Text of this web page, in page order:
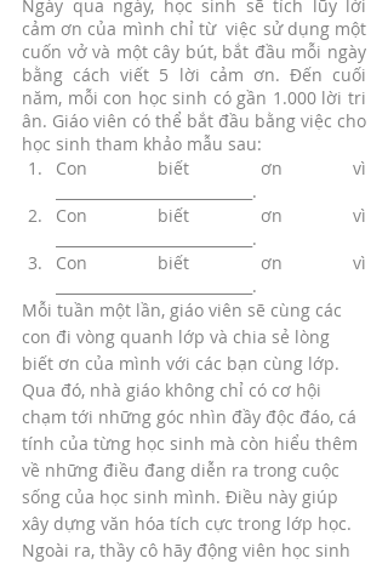
Ngày qua ngày, học sinh sẽ tích lũy lời
cảm ơn của mình chỉ từ  việc sử dụng một
cuốn vở và một cây bút, bắt đầu mỗi ngày
bằng cách viết 5 lời cảm ơn. Đến cuối
năm, mỗi con học sinh có gần 1.000 lời tri
ân. Giáo viên có thể bắt đầu bằng việc cho
học sinh tham khảo mẫu sau:
Con biết ơn vì
___________________________.
Con biết ơn vì
___________________________.
Con biết ơn vì
___________________________.
Mỗi tuần một lần, giáo viên sẽ cùng các
con đi vòng quanh lớp và chia sẻ lòng
biết ơn của mình với các bạn cùng lớp.
Qua đó, nhà giáo không chỉ có cơ hội
chạm tới những góc nhìn đầy độc đáo, cá
tính của từng học sinh mà còn hiểu thêm
về những điều đang diễn ra trong cuộc
sống của học sinh mình. Điều này giúp
xây dựng văn hóa tích cực trong lớp học.
Ngoài ra, thầy cô hãy động viên học sinh